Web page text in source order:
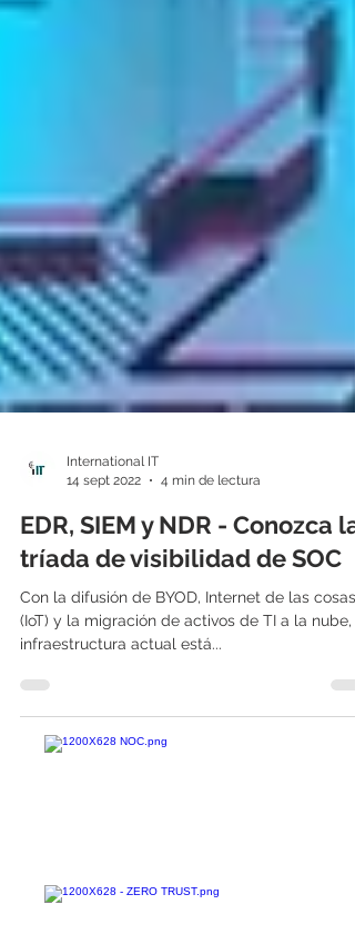
14 sept 2022
4 min de lectura
EDR, SIEM y NDR - Conozca la
tríada de visibilidad de SOC
Con la difusión de BYOD, Internet de las cosas
infraestructura actual está...